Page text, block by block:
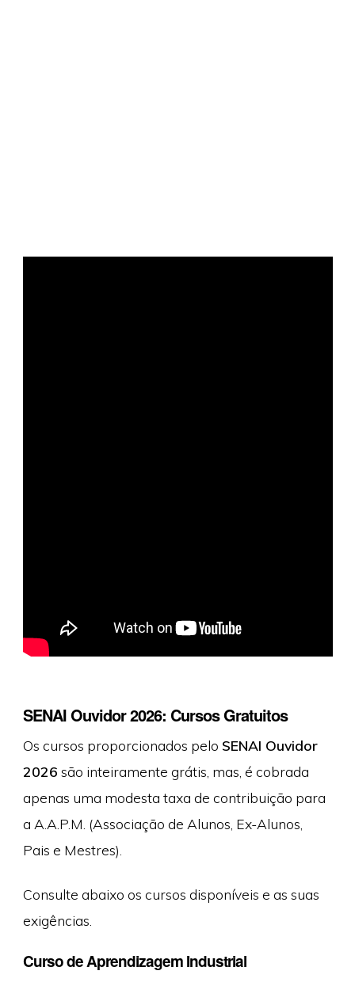
SENAI Ouvidor 2026: Cursos Gratuitos
Os cursos proporcionados pelo SENAI Ouvidor
2026 são inteiramente grátis, mas, é cobrada
apenas uma modesta taxa de contribuição para
a A.A.P.M. (Associação de Alunos, Ex-Alunos,
Pais e Mestres).
Consulte abaixo os cursos disponíveis e as suas
exigências.
Curso de Aprendizagem Industrial